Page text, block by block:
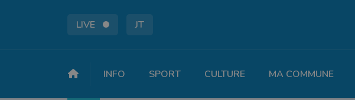
LIVE JT
INFO SPORT CULTURE MA COMMUNE